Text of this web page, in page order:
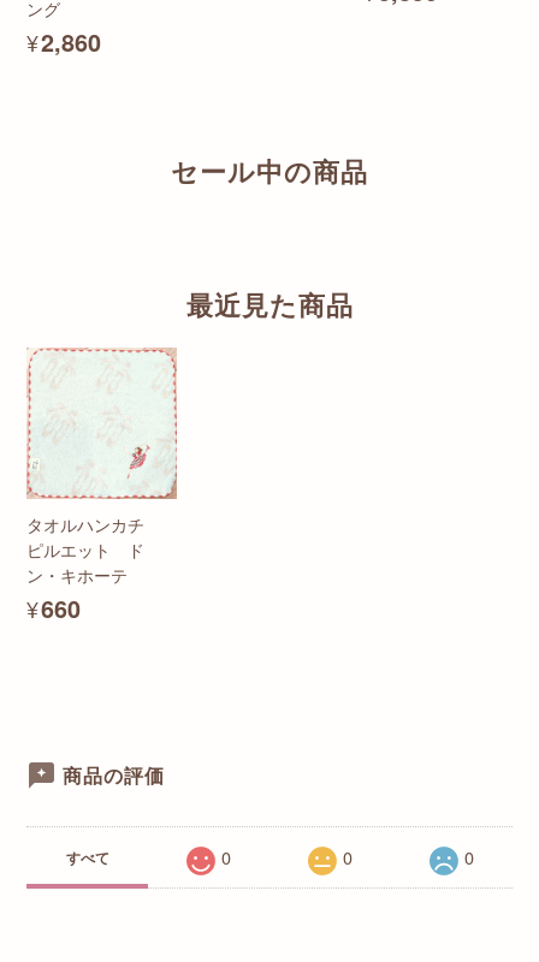
ング
¥2,860
セール中の商品
最近見た商品
タオルハンカチ
ピルエット ド
ン・キホーテ
¥660
商品の評価
すべて 0 0 0